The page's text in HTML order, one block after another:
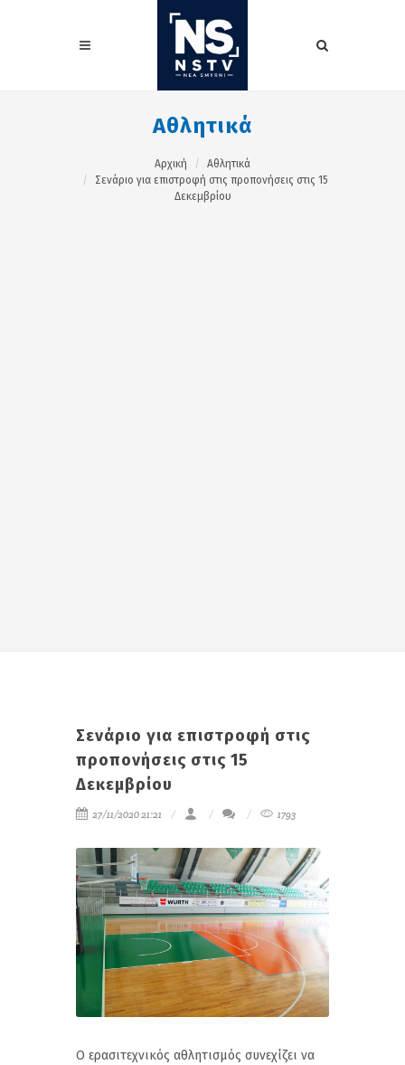
Αθλητικά
Αρχική
Αθλητικά
Σενάριο για επιστροφή στις προπονήσεις στις 15
Δεκεμβρίου
Σενάριο για επιστροφή στις
προπονήσεις στις 15
Δεκεμβρίου
27/11/2020 21:21 1793
Ο ερασιτεχνικός αθλητισμός συνεχίζει να